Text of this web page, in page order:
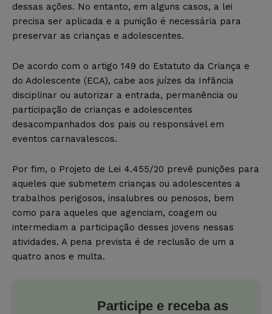
dessas ações. No entanto, em alguns casos, a lei
precisa ser aplicada e a punição é necessária para
preservar as crianças e adolescentes.
De acordo com o artigo 149 do Estatuto da Criança e
do Adolescente (ECA), cabe aos juízes da Infância
disciplinar ou autorizar a entrada, permanência ou
participação de crianças e adolescentes
desacompanhados dos pais ou responsável em
eventos carnavalescos.
Por fim, o Projeto de Lei 4.455/20 prevê punições para
aqueles que submetem crianças ou adolescentes a
trabalhos perigosos, insalubres ou penosos, bem
como para aqueles que agenciam, coagem ou
intermediam a participação desses jovens nessas
atividades. A pena prevista é de reclusão de um a
quatro anos e multa.
Participe e receba as